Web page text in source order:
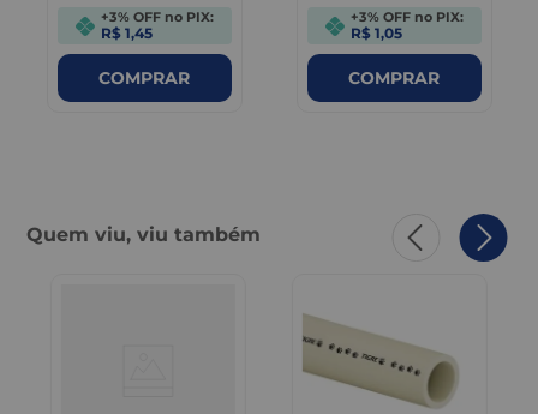
+3% OFF no PIX:
R$ 1,45
COMPRAR
+3% OFF no PIX:
R$ 1,05
COMPRAR
Quem viu, viu também